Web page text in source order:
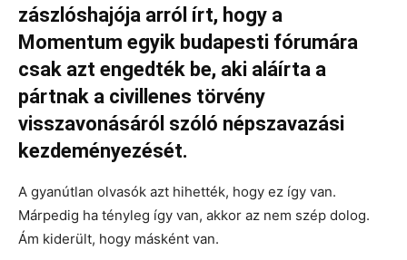
zászlóshajója arról írt, hogy a
Momentum egyik budapesti fórumára
csak azt engedték be, aki aláírta a
pártnak a civillenes törvény
visszavonásáról szóló népszavazási
kezdeményezését.
A gyanútlan olvasók azt hihették, hogy ez így van.
Márpedig ha tényleg így van, akkor az nem szép dolog.
Ám kiderült, hogy másként van.